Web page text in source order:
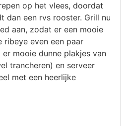
op het vlees, doordat
dan een rvs rooster. Grill nu
aan, zodat er een mooie
even een paar
mooie dunne plakjes van
trancheren) en serveer
met een heerlijke